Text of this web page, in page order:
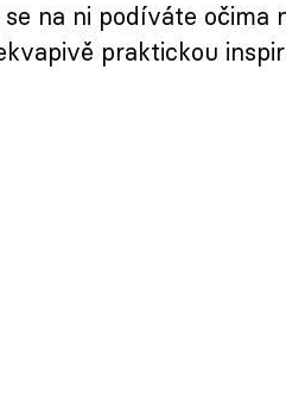
na ni podíváte očima
praktickou